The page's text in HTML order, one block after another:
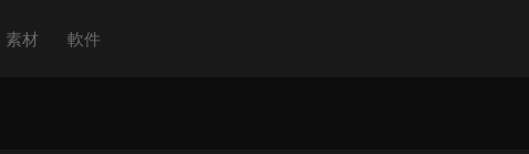
素材 軟件